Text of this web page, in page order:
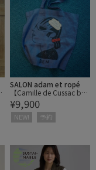
SALON adam et ropé
【Camille de Cussac by
SALON】アートリネント
ートバッグ/ A4対応
¥9,900
NEW! 予約